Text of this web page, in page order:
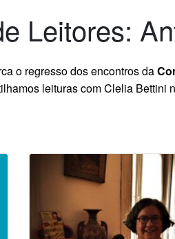
Leitores:
o regresso dos encontros da
leituras com Clelia Bettini